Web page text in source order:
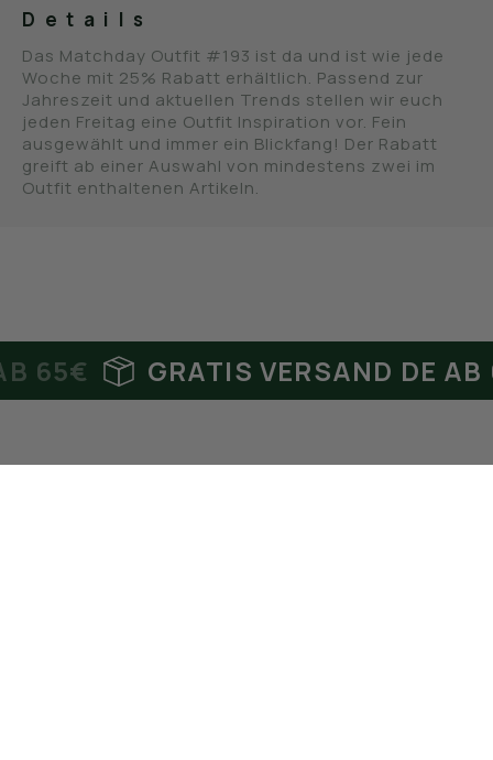
Details
Das Matchday Outfit #193 ist da und ist wie jede
Woche mit 25% Rabatt erhältlich. Passend zur
Jahreszeit und aktuellen Trends stellen wir euch
jeden Freitag eine Outfit Inspiration vor. Fein
ausgewählt und immer ein Blickfang! Der Rabatt
greift ab einer Auswahl von mindestens zwei im
Outfit enthaltenen Artikeln.
GRATIS VERSAND DE AB 65€